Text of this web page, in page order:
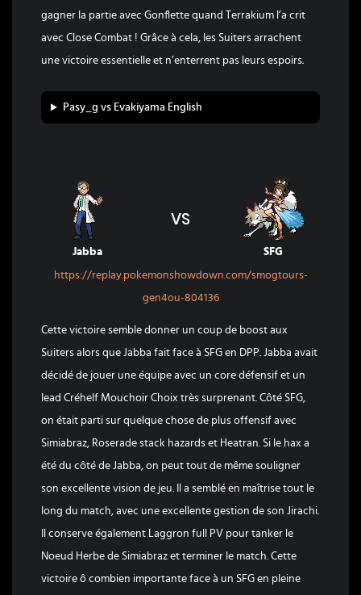
gagner la partie avec Gonflette quand Terrakium l’a crit
avec Close Combat ! Grâce à cela, les Suiters arrachent
une victoire essentielle et n’enterrent pas leurs espoirs.
Pasy_g vs Evakiyama English
Jabba
VS
SFG
https://replay.pokemonshowdown.com/smogtours-
gen4ou-804136
Cette victoire semble donner un coup de boost aux
Suiters alors que Jabba fait face à SFG en DPP. Jabba avait
décidé de jouer une équipe avec un core défensif et un
lead Créhelf Mouchoir Choix très surprenant. Côté SFG,
on était parti sur quelque chose de plus offensif avec
Simiabraz, Roserade stack hazards et Heatran. Si le hax a
été du côté de Jabba, on peut tout de même souligner
son excellente vision de jeu. Il a semblé en maîtrise tout le
long du match, avec une excellente gestion de son Jirachi.
Il conserve également Laggron full PV pour tanker le
Noeud Herbe de Simiabraz et terminer le match. Cette
victoire ô combien importante face à un SFG en pleine